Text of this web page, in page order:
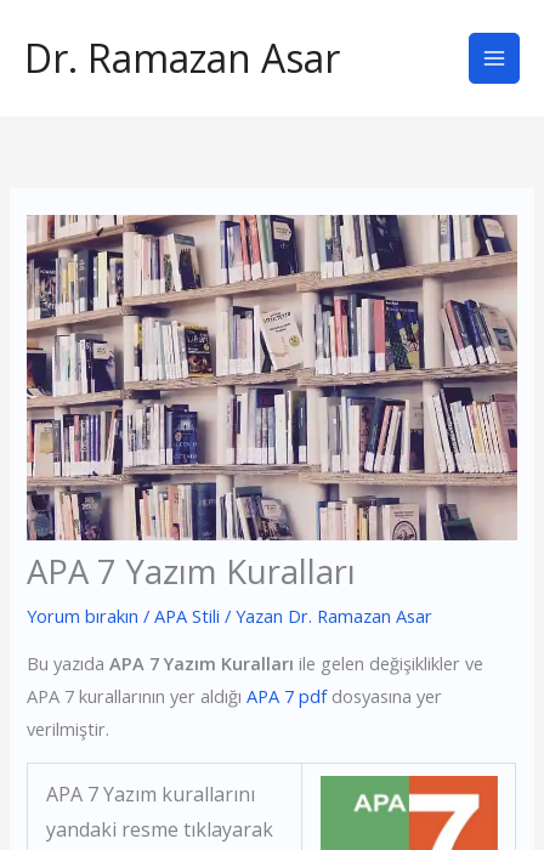
atlaDr. Ramazan Asar
APA 7 Yazım Kuralları
Yorum bırakın /APA Stili / Yazan Dr. Ramazan Asar
Bu yazıdaAPA 7 Yazım Kuralları ile gelen değişiklikler ve
APA 7 kurallarının yer aldığıAPA 7 pdfdosyasına yer
verilmiştir.
APA 7 Yazım kurallarını
yandaki resme tıklayarak